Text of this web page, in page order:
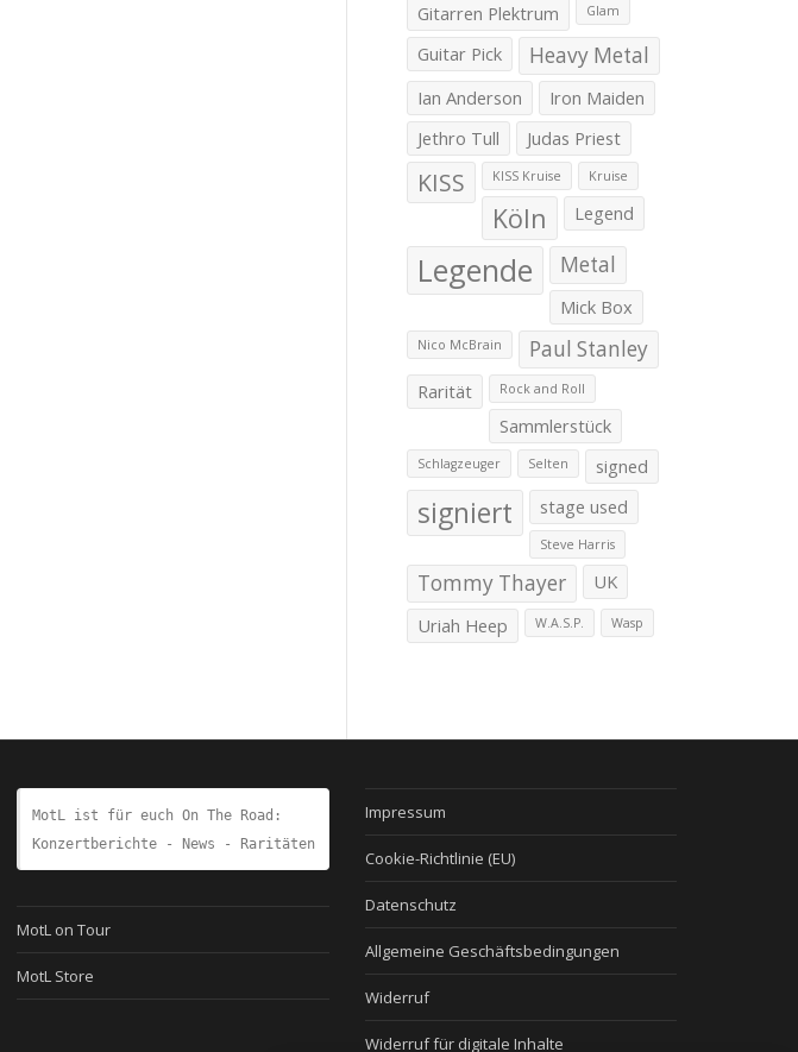
Gitarren Plektrum Glam
Guitar Pick Heavy Metal
Ian Anderson
Iron Maiden
Jethro Tull
Judas Priest
KISS KISS Kruise Kruise
Köln Legend
Legende Metal
Mick Box
Nico McBrain Paul Stanley
Rarität Rock and Roll
Sammlerstück
Schlagzeuger Selten signed
signiert stage used
Steve Harris
Tommy Thayer
UK
Uriah Heep
W.A.S.P. Wasp
MotL ist für euch On The Road:
Konzertberichte - News - Raritäten
MotL on Tour
MotL Store
Impressum
Cookie-Richtlinie (EU)
Datenschutz
Allgemeine Geschäftsbedingungen
Widerruf
Widerruf für digitale Inhalte